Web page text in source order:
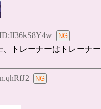
トレーナーはトレーナー